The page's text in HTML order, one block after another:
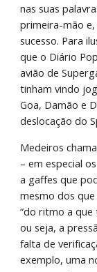
nas suas
primeira-mão
sucesso. Para
que o Diário
avião de
tinham vindo
Goa, Damão e
deslocação do
Medeiros
– em especial
a gaffes que
mesmo dos
“do ritmo a que
ou seja, a
falta de
exemplo, uma